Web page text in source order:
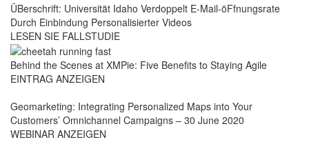
ÜBerschrift: Universität Idaho Verdoppelt E-Mail-öFfnungsrate
Durch Einbindung Personalisierter Videos
LESEN SIE FALLSTUDIE
Behind the Scenes at XMPie: Five Benefits to Staying Agile
EINTRAG ANZEIGEN
Geomarketing: Integrating Personalized Maps into Your
Customers’ Omnichannel Campaigns – 30 June 2020
WEBINAR ANZEIGEN